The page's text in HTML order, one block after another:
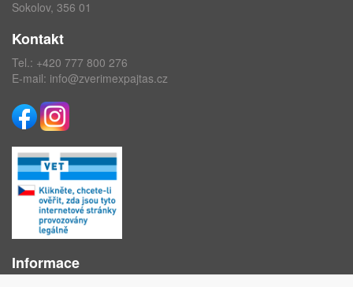
Sokolov, 356 01
Kontakt
Tel.: +420 777 800 276
E-mail: info@zverimexpajtas.cz
Informace